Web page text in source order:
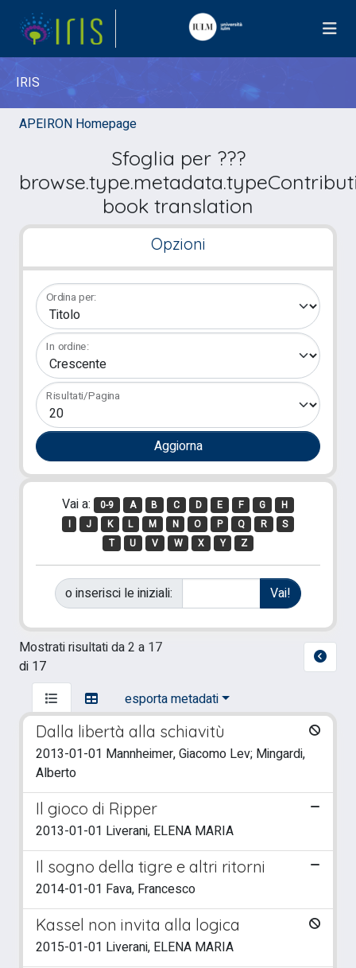
IRIS
APEIRON Homepage
Sfoglia per ???
book translation
Opzioni
Ordina per:
In ordine:
Risultati/Pagina
Vai a: 0-9 A B C D E F G
H
I
J K L M N O P Q R
S
T
U V W X Y Z
o inserisci le iniziali:
Mostrati risultati da 2 a 17
di 17
esporta metadati
Dalla libertà alla schiavitù
2013-01-01 Mannheimer, Giacomo Lev; Mingardi,
Alberto
Il gioco di Ripper
2013-01-01 Liverani, ELENA MARIA
Il sogno della tigre e altri ritorni
2014-01-01 Fava, Francesco
Kassel non invita alla logica
2015-01-01 Liverani, ELENA MARIA